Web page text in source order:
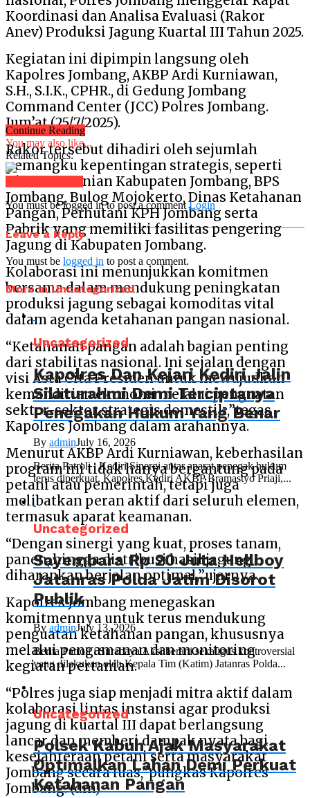
Koordinasi dan Analisa Evaluasi (Rakor
Anev) Produksi Jagung Kuartal III Tahun 2025.
Kegiatan ini dipimpin langsung oleh
Kapolres Jombang, AKBP Ardi Kurniawan,
S.H., S.I.K., CPHR., di Gedung Jombang
Command Center (JCC) Polres Jombang.
Jum’at (25/7/2025).
Rakor tersebut dihadiri oleh sejumlah
pemangku kepentingan strategis, seperti
Dinas Pertanian Kabupaten Jombang, BPS
Jombang, Bulog Mojokerto, Dinas Ketahanan
Pangan, Perhutani KPH Jombang serta
Pabrik yang memiliki fasilitas pengering
Jagung di Kabupaten Jombang.
Kolaborasi ini menunjukkan komitmen
bersama dalam mendukung peningkatan
produksi jagung sebagai komoditas vital
dalam agenda ketahanan pangan nasional.
“Ketahanan pangan adalah bagian penting
dari stabilitas nasional. Ini sejalan dengan
visi Asta Cita Presiden untuk mewujudkan
kemandirian ekonomi melalui penguatan
sektor-sektor strategis domestik,”tegas
Kapolres Jombang dalam arahannya.
Menurut AKBP Ardi Kurniawan, keberhasilan
program ini tidak hanya bergantung pada
petani atau pemerintah, tetapi juga
melibatkan peran aktif dari seluruh elemen,
termasuk aparat keamanan.
“Dengan sinergi yang kuat, proses tanam,
panen, hingga distribusi hasil jagung
diharapkan berjalan optimal,”ujarnya.
Kapolres Jombang menegaskan
komitmennya untuk terus mendukung
penguatan ketahanan pangan, khususnya
melalui pengamanan dan monitoring
kegiatan pertanian.
“Polres juga siap menjadi mitra aktif dalam
kolaborasi lintas instansi agar produksi
jagung di kuartal III dapat berlangsung
lancar dan memberi dampak nyata bagi
kesejahteraan petani serta masyarakat
Jombang secara luas,”pungkas Kapolres
Jombang. (din)
Continue Reading
You may also like...
Related Topics:
You must be logged in to post a commentLogin
Leave a Reply
You must be logged in to post a comment.
More in Uncategorized
Uncategorized
Kapolres Dan Kejari Kediri Jalin
Silaturahmi Demi Terciptanya
Penegakan Hukum Yang Benar
By adminJuly 16, 2026
Berita Patroli : Kediri Sinergi antar aparat penegak hukum
terus diperkuat. Kapolres Kediri AKBP Bramastyo Priaji,...
Uncategorized
Sayembara Rp 20 Juta Hellboy
Jatanras Polda Jatim Disorot
Publik
By adminJuly 13, 2026
Berita Patroli : Surabaya Aksi berani sekaligus kontroversial
yang dilakukan oleh Kepala Tim (Katim) Jatanras Polda...
Uncategorized
Polsek Kabuh Ajak Masyarakat
Optimalkan Lahan Demi Perkuat
Ketahanan Pangan